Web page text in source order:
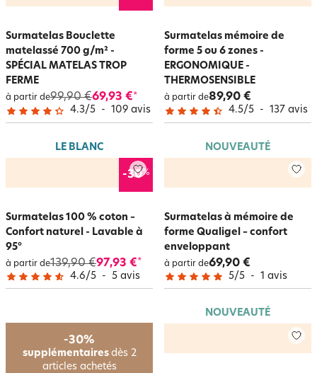
Surmatelas Bouclette
matelassé 700 g/m² -
SPÉCIAL MATELAS TROP
FERME
à partir de99,90 €69,93 €*
4.3/5 - 109 avis
Surmatelas mémoire de
forme 5 ou 6 zones -
ERGONOMIQUE -
THERMOSENSIBLE
à partir de89,90 €
4.5/5 - 137 avis
LE BLANC
-30%
Surmatelas 100 % coton –
Confort naturel - Lavable à
95°
à partir de139,90 €97,93 €*
4.6/5 - 5 avis
NOUVEAUTÉ
Surmatelas à mémoire de
forme Qualigel – confort
enveloppant
à partir de69,90 €
5/5 - 1 avis
NOUVEAUTÉ
-30%
supplémentaires dès 2
articles achetés